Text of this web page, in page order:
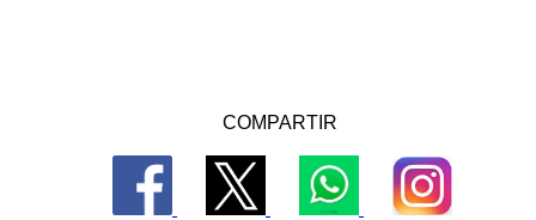
COMPARTIR